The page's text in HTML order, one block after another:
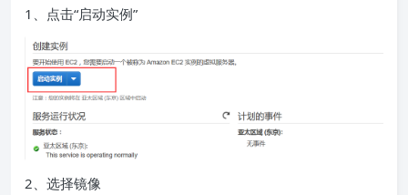
1、点击“启动实例”
2、选择镜像